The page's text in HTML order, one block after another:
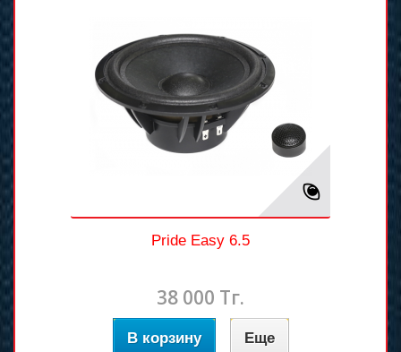
Pride Easy 6.5
38 000 Тг.
В корзину Еще